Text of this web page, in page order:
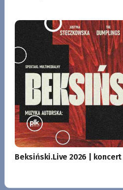
Beksiński.Live 2026 |